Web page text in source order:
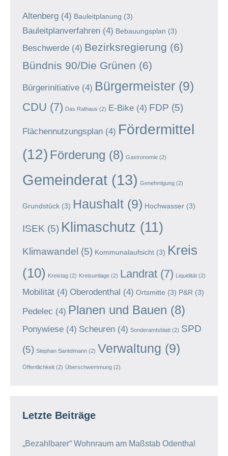
Altenberg (4) Bauleitplanung (3)
Bauleitplanverfahren (4) Bebauungsplan (3)
Beschwerde (4) Bezirksregierung (6)
Bündnis 90/Die Grünen (6)
Bürgerinitiative (4) Bürgermeister (9)
CDU (7) Das Rathaus (2) E-Bike (4) FDP (5)
Flächennutzungsplan (4) Fördermittel
(12) Förderung (8) Gastronomie (2)
Gemeinderat (13) Genehmigung (2)
Grundstück (3) Haushalt (9) Hochwasser (3)
ISEK (5) Klimaschutz (11)
Klimawandel (5) Kommunalaufsicht (3) Kreis
(10)
Kreistag (2) Kreisumlage (2) Landrat (7) Liquidität (2)
Mobilität (4) Oberodenthal (4) Ortsmitte (3) P&R (3)
Pedelec (4) Planen und Bauen (8)
Ponywiese (4) Scheuren (4) Sonderamtsblatt (2) SPD
(5) Stephan Santelmann (2) Verwaltung (9)
Öffentlichkeit (2) Überschwemmung (2)
Letzte Beiträge
„Bezahlbarer“ Wohnraum am Maßstab Odenthal